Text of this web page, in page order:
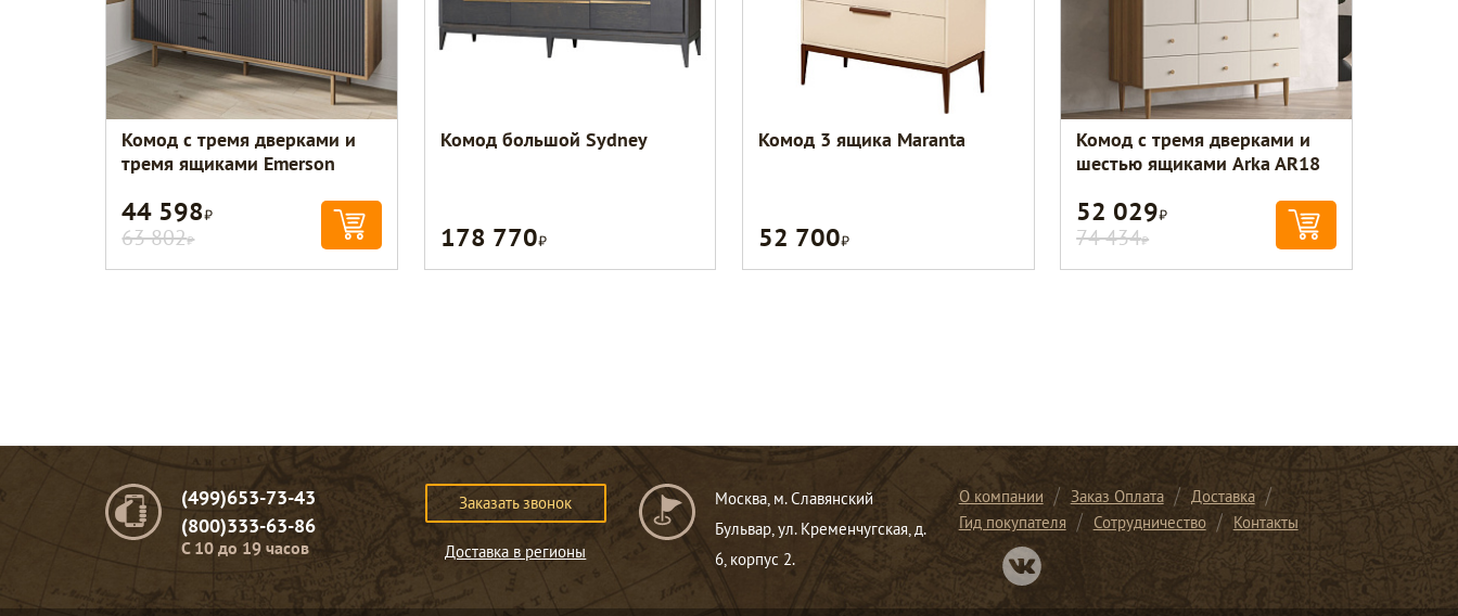
Комод с тремя дверками и
тремя ящиками Emerson
44 598Р
63 802Р
Комод большой Sydney
178 770Р
Комод 3 ящика Maranta
52 700Р
Комод с тремя дверками и
шестью ящиками Arka AR18
52 029Р
74 434Р
(499)653-73-43
(800)333-63-86
C 10 до 19 часов
Заказать звонок
Доставка в регионы
Москва, м. Славянский
Бульвар, ул. Кременчугская, д.
6, корпус 2.
О компании Заказ Оплата
Доставка
Гид покупателя
Сотрудничество
Контакты
Перейти в нашу группу Вконтакте